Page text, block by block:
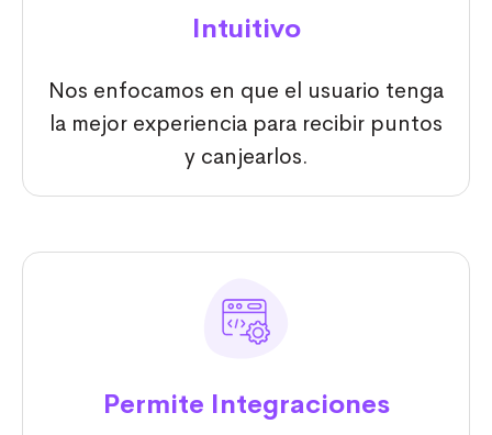
Intuitivo
Nos enfocamos en que el usuario tenga
la mejor experiencia para recibir puntos
y canjearlos.
Permite Integraciones